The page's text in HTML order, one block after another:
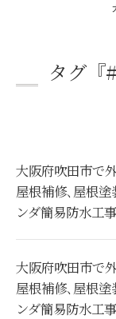
タグ『
大阪府吹田市で
屋根補修､屋根
ンダ簡易防水工
大阪府吹田市で
屋根補修､屋根
ンダ簡易防水工